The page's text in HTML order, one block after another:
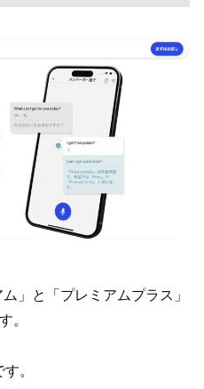
」と「プレミアムプラス」
。
。